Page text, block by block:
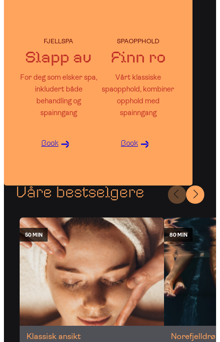
FJELLSPA
Slapp av
For deg som elsker spa,
inkludert både
behandling og
spainngang
Book
SPAOPPHOLD
Finn ro
Vårt klassiske
spaopphold, kombiner
opphold med
spainngang
Book
Våre bestselgere
50 MIN
Klassisk ansikt
80 MIN